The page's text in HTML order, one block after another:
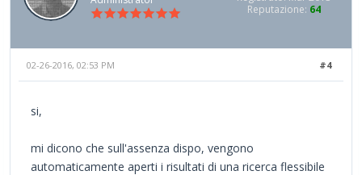
Reputazione: 64
#4
02-26-2016, 02:53 PM
si,
mi dicono che sull'assenza dispo, vengono
automaticamente aperti i risultati di una ricerca flessibile